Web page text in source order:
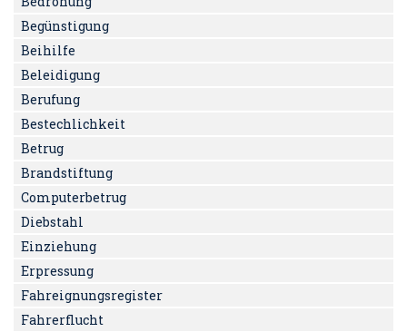
Begünstigung
Beihilfe
Beleidigung
Berufung
Bestechlichkeit
Betrug
Brandstiftung
Computerbetrug
Diebstahl
Einziehung
Erpressung
Fahreignungsregister
Fahrerflucht